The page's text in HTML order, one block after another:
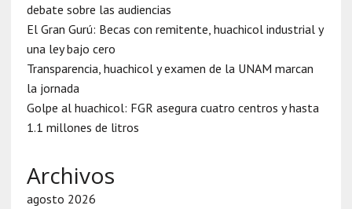
debate sobre las audiencias
El Gran Gurú: Becas con remitente, huachicol industrial y
una ley bajo cero
Transparencia, huachicol y examen de la UNAM marcan
la jornada
Golpe al huachicol: FGR asegura cuatro centros y hasta
1.1 millones de litros
Archivos
agosto 2026